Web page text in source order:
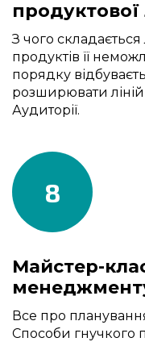
продуктової
З чого складається
продуктів її
порядку
розширювати
Аудиторії.
8
Майстер-
Все про
Способи гнучкого